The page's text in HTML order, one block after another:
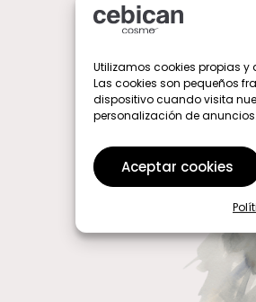
Utilizamos cookies propias y
Las cookies son pequeños
dispositivo cuando visita
personalización de anuncios.
Aceptar cookies